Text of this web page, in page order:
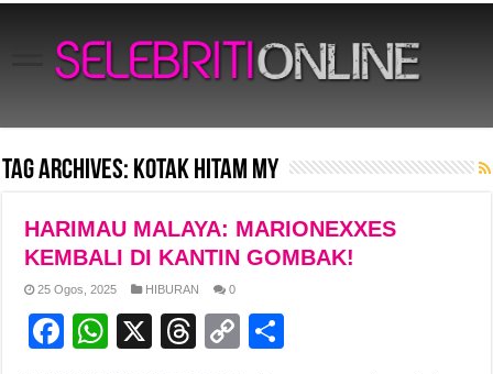
Tag Archives: Kotak Hitam MY
HARIMAU MALAYA: MARIONEXXES
KEMBALI DI KANTIN GOMBAK!
25 Ogos, 2025 HIBURAN 0
F
W
X
T
C